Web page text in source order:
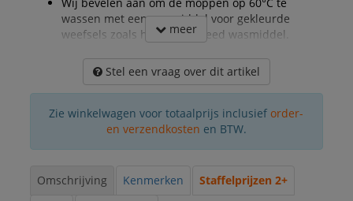
Wij bevelen aan om de moppen op 60°C te
wassen met een wasmiddel voor gekleurde
weefsels zoals het Greenspeed wasmiddel.
meer
Stel een vraag over dit artikel
Zie winkelwagen voor totaalprijs inclusief order-
en verzendkosten en BTW.
Omschrijving Kenmerken
Staffelprijzen 2+